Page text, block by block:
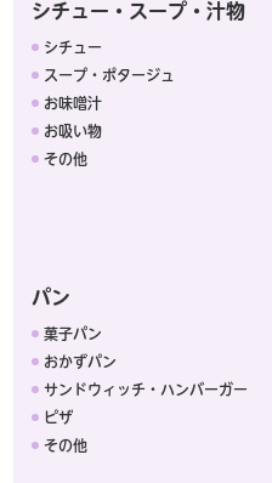
シチュー・スープ・汁物
シチュー
スープ・ポタージュ
お味噌汁
お吸い物
その他
パン
菓子パン
おかずパン
サンドウィッチ・ハンバーガー
ピザ
その他